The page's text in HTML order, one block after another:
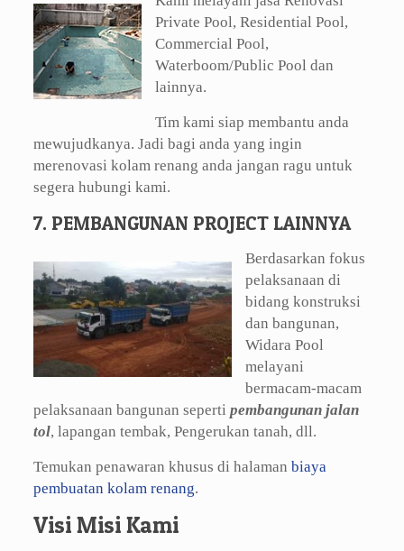
Private Pool, Residential Pool,
Commercial Pool,
Waterboom/Public Pool dan
lainnya.
Tim kami siap membantu anda
mewujudkanya. Jadi bagi anda yang ingin
merenovasi kolam renang anda jangan ragu untuk
segera hubungi kami.
7. PEMBANGUNAN PROJECT LAINNYA
Berdasarkan fokus
pelaksanaan di
bidang konstruksi
dan bangunan,
Widara Pool
melayani
bermacam-macam
pelaksanaan bangunan seperti pembangunan jalan
tol, lapangan tembak, Pengerukan tanah, dll.
Temukan penawaran khusus di halaman biaya
pembuatan kolam renang.
Visi Misi Kami